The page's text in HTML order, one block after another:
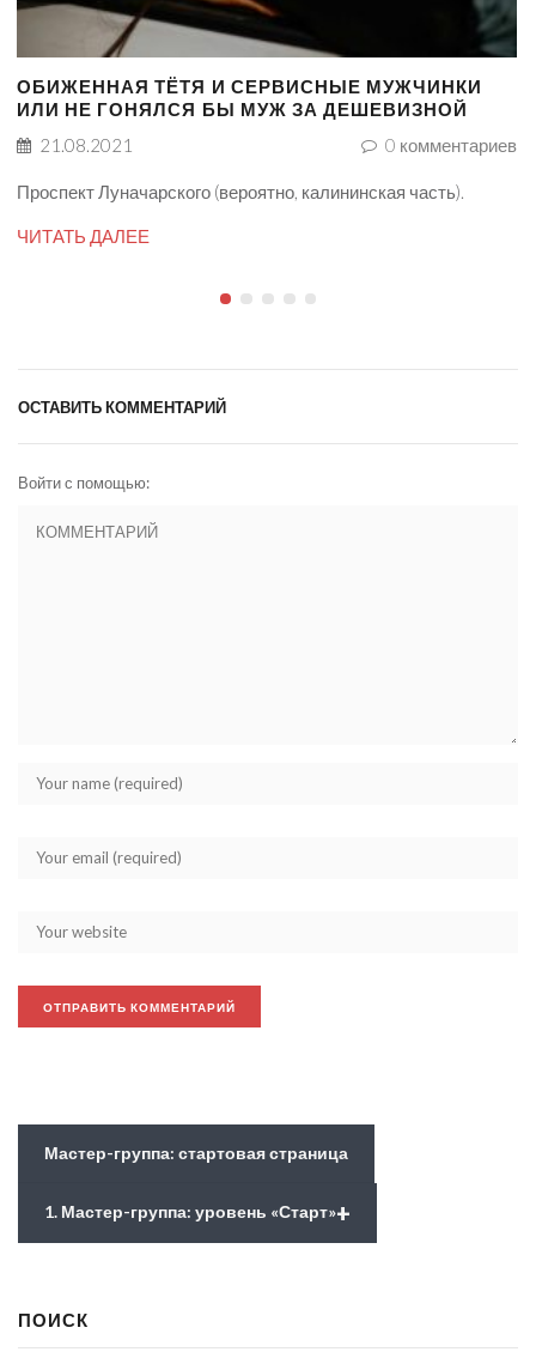
ОБИЖЕННАЯ ТЁТЯ И СЕРВИСНЫЕ МУЖЧИНКИ
ИЛИ НЕ ГОНЯЛСЯ БЫ МУЖ ЗА ДЕШЕВИЗНОЙ
21.08.2021
0 комментариев
Проспект Луначарского (вероятно, калининская часть).
ЧИТАТЬ ДАЛЕЕ
ОСТАВИТЬ КОММЕНТАРИЙ
Войти с помощью:
Мастер-группа: стартовая страница
+
1. Мастер-группа: уровень «Старт»
ПОИСК